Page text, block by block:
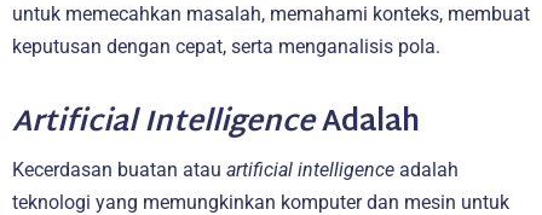
untuk memecahkan masalah, memahami konteks, membuat
keputusan dengan cepat, serta menganalisis pola.
Artificial IntelligenceAdalah
Kecerdasan buatan atau artificial intelligence adalah
teknologi yang memungkinkan komputer dan mesin untuk